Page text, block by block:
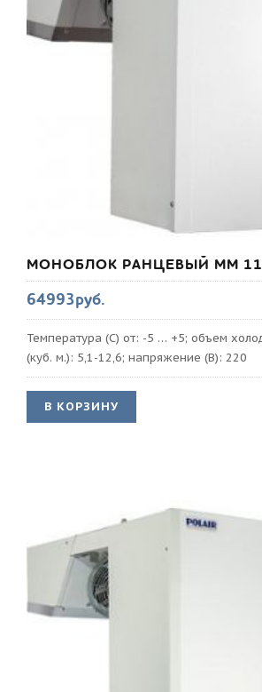
МОНОБЛОК РАНЦЕВЫЙ MM
64993руб.
Температура (С) от: -5 … +5; объем
(куб. м.): 5,1-12,6; напряжение (В): 220
В КОРЗИНУ